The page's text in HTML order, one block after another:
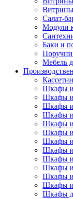
Витрины
Салат-
Модули
Баки и
Поручни
Мебель
Шкафы
Шкафы
Шкафы
Шкафы
Шкафы
Шкафы
Шкафы
Шкафы
Шкафы
Шкафы
Шкафы
Шкафы
Шкафы